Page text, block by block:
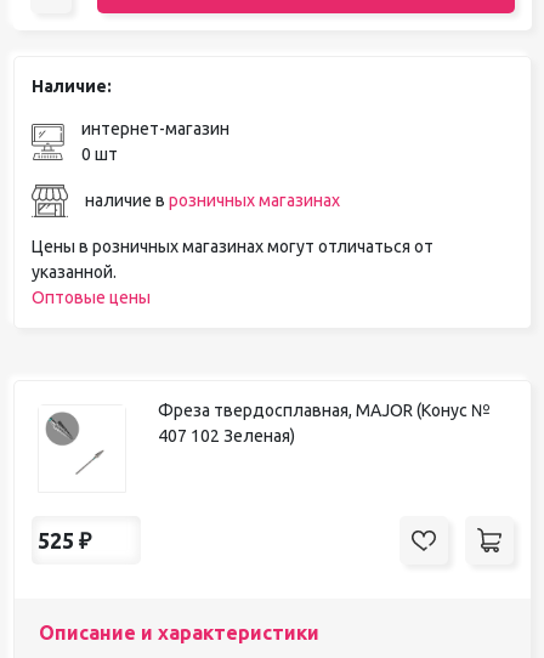
Наличие:
интернет-магазин
0 шт
наличие в розничных магазинах
Цены в розничных магазинах могут отличаться от
указанной.
Оптовые цены
Фреза твердосплавная, MAJOR (Конус №
407 102 Зеленая)
525 ₽
Описание и характеристики